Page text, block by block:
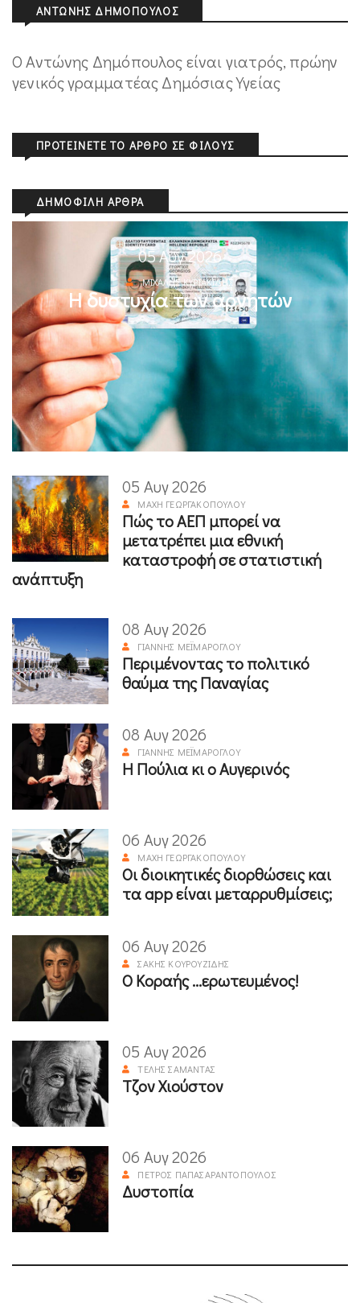
ΑΝΤΏΝΗΣ ΔΗΜΌΠΟΥΛΟΣ
Ο Αντώνης Δημόπουλος είναι γιατρός, πρώην
γενικός γραμματέας Δημόσιας Υγείας
ΠΡΟΤΕΊΝΕΤΕ ΤΟ ΆΡΘΡΟ ΣΕ ΦΊΛΟΥΣ
ΔΗΜΟΦΙΛΉ ΆΡΘΡΑ
05 Αυγ 2026
ΜΙΧΆΛΗΣ ΚΥΡΙΑΚΊΔΗΣ
Η δυστυχία των αρνητών
05 Αυγ 2026
ΜΆΧΗ ΓΕΩΡΓΑΚΟΠΟΎΛΟΥ
Πώς το ΑΕΠ μπορεί να
μετατρέπει μια εθνική
καταστροφή σε στατιστική
ανάπτυξη
08 Αυγ 2026
ΓΙΆΝΝΗΣ ΜΕΪΜΆΡΟΓΛΟΥ
Περιμένοντας το πολιτικό
θαύμα της Παναγίας
08 Αυγ 2026
ΓΙΆΝΝΗΣ ΜΕΪΜΆΡΟΓΛΟΥ
Η Πούλια κι ο Αυγερινός
06 Αυγ 2026
ΜΆΧΗ ΓΕΩΡΓΑΚΟΠΟΎΛΟΥ
Οι διοικητικές διορθώσεις και
τα app είναι μεταρρυθμίσεις;
06 Αυγ 2026
ΣΆΚΗΣ ΚΟΥΡΟΥΖΊΔΗΣ
Ο Κοραής ...ερωτευμένος!
05 Αυγ 2026
ΤΈΛΗΣ ΣΑΜΑΝΤΆΣ
Τζον Χιούστον
06 Αυγ 2026
ΠΈΤΡΟΣ ΠΑΠΑΣΑΡΑΝΤΌΠΟΥΛΟΣ
Δυστοπία